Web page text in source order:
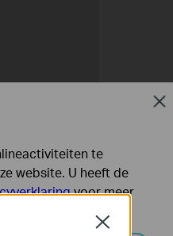
Close
te
website. U heeft de
voor meer
Close